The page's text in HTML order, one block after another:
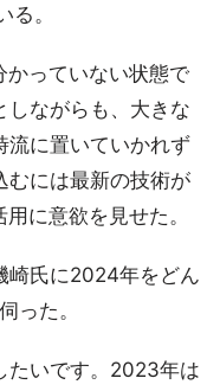
る。
かっていない状態で
しながらも、大きな
流に置いていかれず
むには最新の技術が
に意欲を見せた。
崎氏に2024年をどん
った。
たいです。2023年は